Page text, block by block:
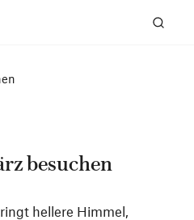
besuchen
hellere Himmel,